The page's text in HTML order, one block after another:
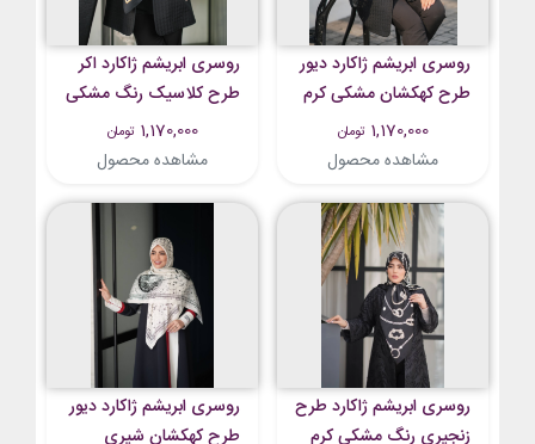
روسری ابریشم ژاکارد دیور
طرح کهکشان مشکی کرم
روشن تیره1,170,000 تومان
مشاهده محصول
روسری ابریشم ژاکارد اکر
طرح کلاسیک رنگ مشکی
1,170,000 تومان
مشاهده محصول
روسری ابریشم ژاکارد طرح
زنجیری رنگ مشکی کرم
روسری ابریشم ژاکارد دیور
طرح کهکشان شیری